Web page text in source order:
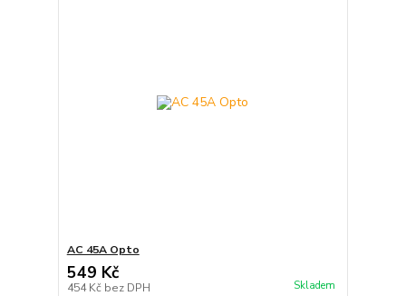
AC 45A Opto
549 Kč
454 Kč bez DPH Skladem